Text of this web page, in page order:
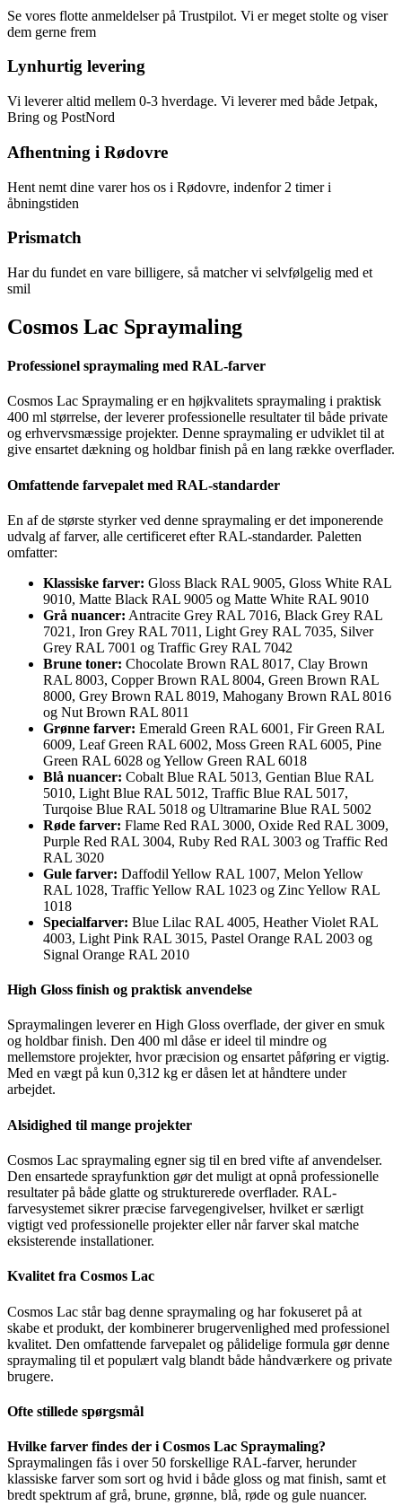
Se vores flotte anmeldelser på Trustpilot. Vi er meget stolte og viser
dem gerne frem
Lynhurtig levering
Vi leverer altid mellem 0-3 hverdage. Vi leverer med både Jetpak,
Bring og PostNord
Afhentning i Rødovre
Hent nemt dine varer hos os i Rødovre, indenfor 2 timer i
åbningstiden
Prismatch
Har du fundet en vare billigere, så matcher vi selvfølgelig med et
smil
Cosmos Lac Spraymaling
Professionel spraymaling med RAL-farver
Cosmos Lac Spraymaling er en højkvalitets spraymaling i praktisk
400 ml størrelse, der leverer professionelle resultater til både private
og erhvervsmæssige projekter. Denne spraymaling er udviklet til at
give ensartet dækning og holdbar finish på en lang række overflader.
Omfattende farvepalet med RAL-standarder
En af de største styrker ved denne spraymaling er det imponerende
udvalg af farver, alle certificeret efter RAL-standarder. Paletten
omfatter:
Klassiske farver: Gloss Black RAL 9005, Gloss White RAL
9010, Matte Black RAL 9005 og Matte White RAL 9010
Grå nuancer: Antracite Grey RAL 7016, Black Grey RAL
7021, Iron Grey RAL 7011, Light Grey RAL 7035, Silver
Grey RAL 7001 og Traffic Grey RAL 7042
Brune toner: Chocolate Brown RAL 8017, Clay Brown
RAL 8003, Copper Brown RAL 8004, Green Brown RAL
8000, Grey Brown RAL 8019, Mahogany Brown RAL 8016
og Nut Brown RAL 8011
Grønne farver: Emerald Green RAL 6001, Fir Green RAL
6009, Leaf Green RAL 6002, Moss Green RAL 6005, Pine
Green RAL 6028 og Yellow Green RAL 6018
Blå nuancer: Cobalt Blue RAL 5013, Gentian Blue RAL
5010, Light Blue RAL 5012, Traffic Blue RAL 5017,
Turqoise Blue RAL 5018 og Ultramarine Blue RAL 5002
Røde farver: Flame Red RAL 3000, Oxide Red RAL 3009,
Purple Red RAL 3004, Ruby Red RAL 3003 og Traffic Red
RAL 3020
Gule farver: Daffodil Yellow RAL 1007, Melon Yellow
RAL 1028, Traffic Yellow RAL 1023 og Zinc Yellow RAL
1018
Specialfarver: Blue Lilac RAL 4005, Heather Violet RAL
4003, Light Pink RAL 3015, Pastel Orange RAL 2003 og
Signal Orange RAL 2010
High Gloss finish og praktisk anvendelse
Spraymalingen leverer en High Gloss overflade, der giver en smuk
og holdbar finish. Den 400 ml dåse er ideel til mindre og
mellemstore projekter, hvor præcision og ensartet påføring er vigtig.
Med en vægt på kun 0,312 kg er dåsen let at håndtere under
arbejdet.
Alsidighed til mange projekter
Cosmos Lac spraymaling egner sig til en bred vifte af anvendelser.
Den ensartede sprayfunktion gør det muligt at opnå professionelle
resultater på både glatte og strukturerede overflader. RAL-
farvesystemet sikrer præcise farvegengivelser, hvilket er særligt
vigtigt ved professionelle projekter eller når farver skal matche
eksisterende installationer.
Kvalitet fra Cosmos Lac
Cosmos Lac står bag denne spraymaling og har fokuseret på at
skabe et produkt, der kombinerer brugervenlighed med professionel
kvalitet. Den omfattende farvepalet og pålidelige formula gør denne
spraymaling til et populært valg blandt både håndværkere og private
brugere.
Ofte stillede spørgsmål
Hvilke farver findes der i Cosmos Lac Spraymaling?
Spraymalingen fås i over 50 forskellige RAL-farver, herunder
klassiske farver som sort og hvid i både gloss og mat finish, samt et
bredt spektrum af grå, brune, grønne, blå, røde og gule nuancer.